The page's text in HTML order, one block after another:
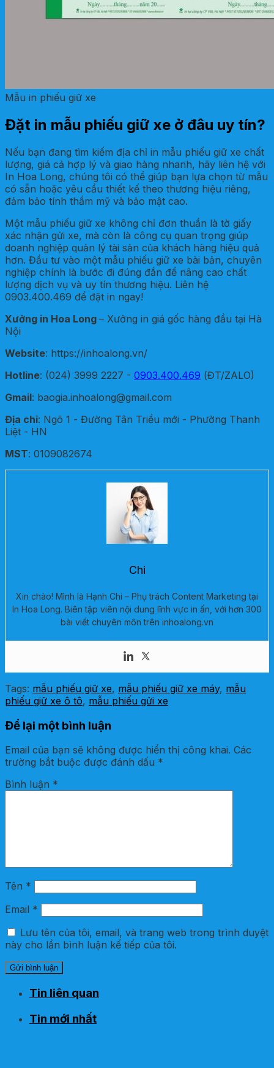
Mẫu in phiếu giữ xe
Đặt in mẫu phiếu giữ xe ở đâu uy tín?
Nếu bạn đang tìm kiếm địa chỉ in mẫu phiếu giữ xe chất
lượng, giá cả hợp lý và giao hàng nhanh, hãy liên hệ với
In Hoa Long, chúng tôi có thể giúp bạn lựa chọn từ mẫu
có sẵn hoặc yêu cầu thiết kế theo thương hiệu riêng,
đảm bảo tính thẩm mỹ và bảo mật cao.
Một mẫu phiếu giữ xe không chỉ đơn thuần là tờ giấy
xác nhận gửi xe, mà còn là công cụ quan trọng giúp
doanh nghiệp quản lý tài sản của khách hàng hiệu quả
hơn. Đầu tư vào một mẫu phiếu giữ xe bài bản, chuyên
nghiệp chính là bước đi đúng đắn để nâng cao chất
lượng dịch vụ và uy tín thương hiệu. Liên hệ
0903.400.469 để đặt in ngay!
Xưởng in Hoa Long – Xưởng in giá gốc hàng đầu tại Hà
Nội
Website: https://inhoalong.vn/
Hotline: (024) 3999 2227 - 0903.400.469 (ĐT/ZALO)
Gmail: baogia.inhoalong@gmail.com
Địa chỉ: Ngõ 1 - Đường Tân Triều mới - Phường Thanh
Liệt - HN
MST: 0109082674
Chi
Xin chào! Mình là Hạnh Chi – Phụ trách Content Marketing tại
In Hoa Long. Biên tập viên nội dung lĩnh vực in ấn, với hơn 300
bài viết chuyên môn trên inhoalong.vn
Tags: mẫu phiếu giữ xe, mẫu phiếu giữ xe máy, mẫu
phiếu giữ xe ô tô, mẫu phiếu gửi xe
Để lại một bình luận
Email của bạn sẽ không được hiển thị công khai. Các
trường bắt buộc được đánh dấu *
Bình luận *
Tên *
Email *
Lưu tên của tôi, email, và trang web trong trình duyệt
này cho lần bình luận kế tiếp của tôi.
Tin liên quan
Tin mới nhất